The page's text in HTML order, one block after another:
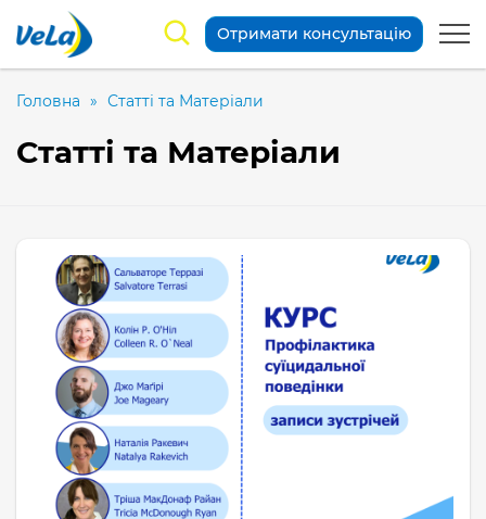
Отримати консультацію
Головна » Статті та Матеріали
Статті та Матеріали